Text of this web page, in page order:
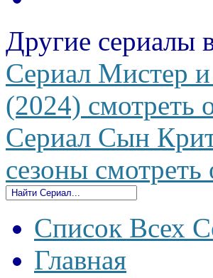
Другие сериалы
Сериал Мистер
(2024) смотреть
Сериал Сын
сезоны смотреть
Список Всех
Главная